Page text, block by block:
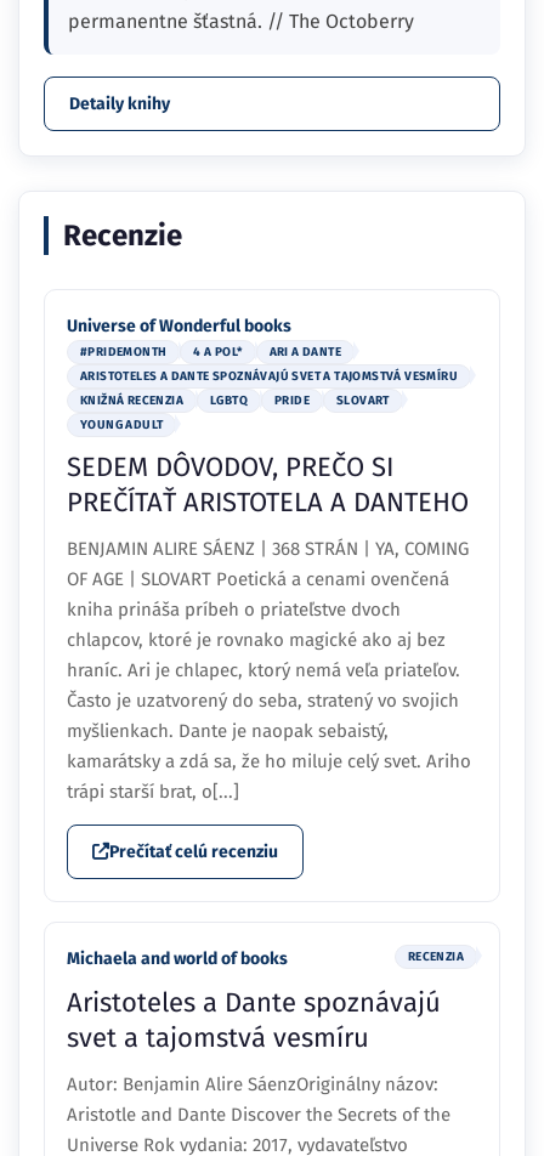
permanentne šťastná. // The Octoberry
Detaily knihy
Recenzie
Universe of Wonderful books
#PRIDEMONTH 4 A POL*
ARI A DANTE
ARISTOTELES A DANTE SPOZNÁVAJÚ SVET A TAJOMSTVÁ VESMÍRU
KNIŽNÁ RECENZIA
LGBTQ PRIDE
SLOVART
YOUNG ADULT
SEDEM DÔVODOV, PREČO SI
PREČÍTAŤ ARISTOTELA A DANTEHO
BENJAMIN ALIRE SÁENZ | 368 STRÁN | YA, COMING
OF AGE | SLOVART Poetická a cenami ovenčená
kniha prináša príbeh o priateľstve dvoch
chlapcov, ktoré je rovnako magické ako aj bez
hraníc. Ari je chlapec, ktorý nemá veľa priateľov.
Často je uzatvorený do seba, stratený vo svojich
myšlienkach. Dante je naopak sebaistý,
kamarátsky a zdá sa, že ho miluje celý svet. Ariho
trápi starší brat, o[...]
Prečítať celú recenziu
Michaela and world of books RECENZIA
Aristoteles a Dante spoznávajú
svet a tajomstvá vesmíru
Autor: Benjamin Alire SáenzOriginálny názov:
Aristotle and Dante Discover the Secrets of the
Universe Rok vydania: 2017, vydavateľstvo